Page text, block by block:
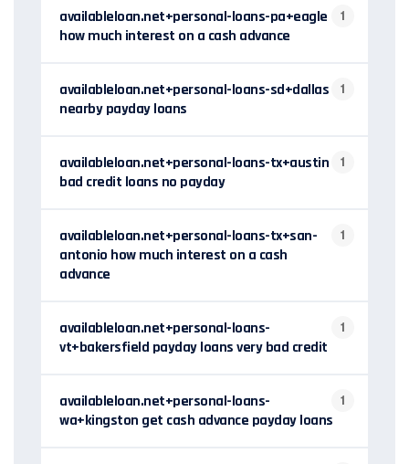
availableloan.net+personal-loans-pa+eagle
how much interest on a cash advance
1
availableloan.net+personal-loans-sd+dallas
nearby payday loans
1
availableloan.net+personal-loans-tx+austin
bad credit loans no payday
1
availableloan.net+personal-loans-tx+san-
antonio how much interest on a cash
advance
1
availableloan.net+personal-loans-
vt+bakersfield payday loans very bad credit
1
availableloan.net+personal-loans-
wa+kingston get cash advance payday loans
1